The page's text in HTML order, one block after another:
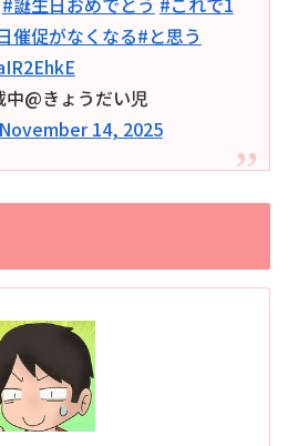
催促がなくなる#と思う
@きょうだい児
November 14, 2025